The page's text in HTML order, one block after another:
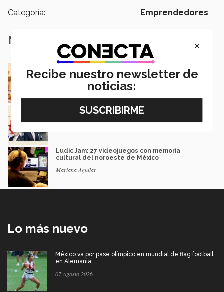
Categoría: Emprendedores
Notas Relacionadas
camino de una egresada
Mauricio Gaona
Estos EXATEC lideran empresas en México y
Ludic Jam: 27 videojuegos con memoria
cultural del noroeste de México
Mariana Aguilar
Lo más nuevo
México va por pase olímpico en mundial de flag football
en Alemania
07 Agosto 2026
×
Recibe nuestro newsletter de
noticias: